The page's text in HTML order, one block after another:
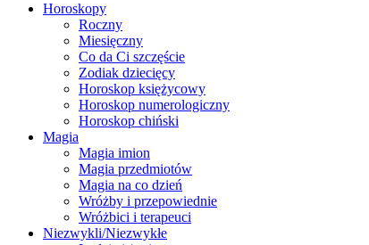
Horoskopy
Roczny
Miesięczny
Co da Ci szczęście
Zodiak dziecięcy
Horoskop księżycowy
Horoskop numerologiczny
Horoskop chiński
Magia
Magia imion
Magia przedmiotów
Magia na co dzień
Wróżby i przepowiednie
Wróżbici i terapeuci
Niezwykli/Niezwykłe